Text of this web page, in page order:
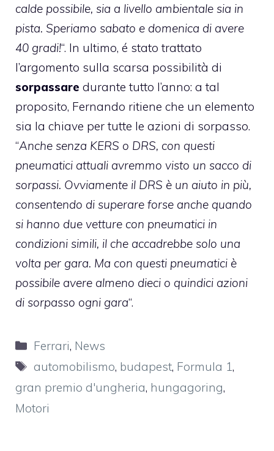
calde possibile, sia a livello ambientale sia in
pista. Speriamo sabato e domenica di avere
40 gradi!“. In ultimo, é stato trattato
l’argomento sulla scarsa possibilità di
sorpassare durante tutto l’anno: a tal
proposito, Fernando ritiene che un elemento
sia la chiave per tutte le azioni di sorpasso.
“Anche senza KERS o DRS, con questi
pneumatici attuali avremmo visto un sacco di
sorpassi. Ovviamente il DRS è un aiuto in più,
consentendo di superare forse anche quando
si hanno due vetture con pneumatici in
condizioni simili, il che accadrebbe solo una
volta per gara. Ma con questi pneumatici è
possibile avere almeno dieci o quindici azioni
di sorpasso ogni gara“.
Categorie
Ferrari, News
Tag
automobilismo, budapest, Formula 1,
gran premio d'ungheria, hungagoring,
Motori